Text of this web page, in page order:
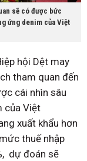
sẽ có được bức
ứng denim của Việt
hội Dệt may
tham quan đến
cái nhìn sâu
của Việt
xuất khẩu hơn
thuế nhập
dự đoán sẽ